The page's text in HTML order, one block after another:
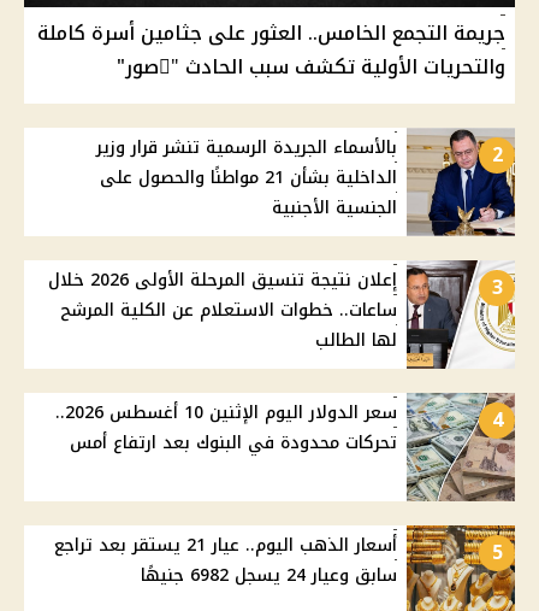
جريمة التجمع الخامس.. العثور على جثامين أسرة كاملة
والتحريات الأولية تكشف سبب الحادث "ًصور"
2
بالأسماء الجريدة الرسمية تنشر قرار وزير
الداخلية بشأن 21 مواطنًا والحصول على
الجنسية الأجنبية
3
إعلان نتيجة تنسيق المرحلة الأولى 2026 خلال
ساعات.. خطوات الاستعلام عن الكلية المرشح
لها الطالب
4
سعر الدولار اليوم الإثنين 10 أغسطس 2026..
تحركات محدودة في البنوك بعد ارتفاع أمس
5
أسعار الذهب اليوم.. عيار 21 يستقر بعد تراجع
سابق وعيار 24 يسجل 6982 جنيهًا